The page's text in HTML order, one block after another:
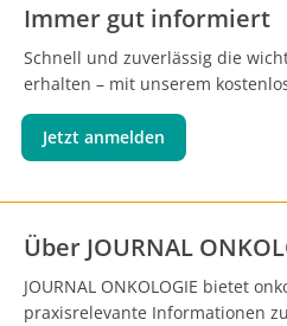
Immer gut informiert
Schnell und zuverlässig die
erhalten – mit unserem
Jetzt anmelden
Über JOURNAL
JOURNAL ONKOLOGIE bietet
praxisrelevante Informationen